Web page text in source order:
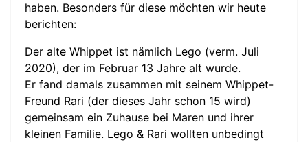
haben. Besonders für diese möchten wir heute
berichten:
Der alte Whippet ist nämlich Lego (verm. Juli
2020), der im Februar 13 Jahre alt wurde.
Er fand damals zusammen mit seinem Whippet-
Freund Rari (der dieses Jahr schon 15 wird)
gemeinsam ein Zuhause bei Maren und ihrer
kleinen Familie. Lego & Rari wollten unbedingt